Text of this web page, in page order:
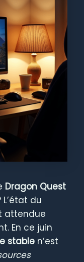
Dragon Quest
du
attendue
En ce juin
stable n’est